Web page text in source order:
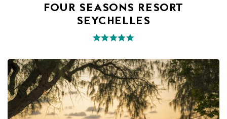
FOUR SEASONS RESORT
SEYCHELLES